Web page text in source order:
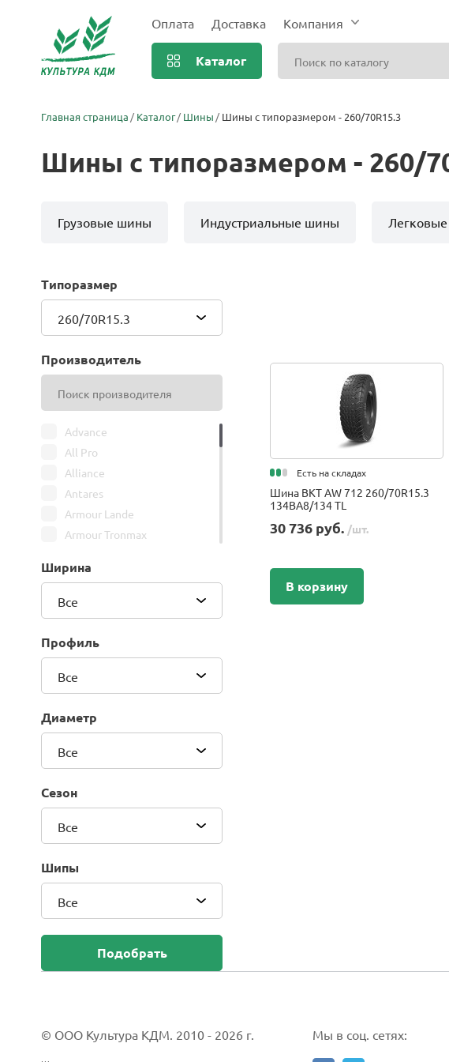
Оплата Доставка Компания
Каталог
Главная страница Каталог Шины Шины с типоразмером - 260/70R15.3
Шины с типоразмером - 260/
Грузовые шины Индустриальные шины
Типоразмер
260/70R15.3
Производитель
Advance
All Pro
Alliance
Antares
Armour Lande
Armour Tronmax
ATIRE
Bars
Belshina
BFGoodrich
BK Trailer
BKT
Camso (Solideal)
CEAT
Composit
Continental
Cordiant
CrossWind
Ширина
Все
Профиль
Все
Диаметр
Все
Сезон
Все
Шипы
Все
Подобрать
Есть на складах
Шина BKT AW 712 260/70R15.3
134BA8/134 TL
30 736 руб. /шт.
В корзину
© ООО Культура КДМ. 2010 - 2026 г. Мы в соц. сетях: